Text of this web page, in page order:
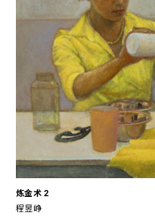
炼金术 2
程昱峥